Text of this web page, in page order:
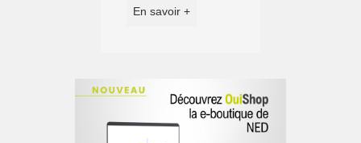
En savoir +